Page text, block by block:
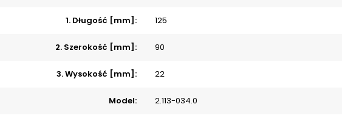
1. Długość [mm]: 125
2. Szerokość [mm]: 90
3. Wysokość [mm]: 22
Model: 2.113-034.0